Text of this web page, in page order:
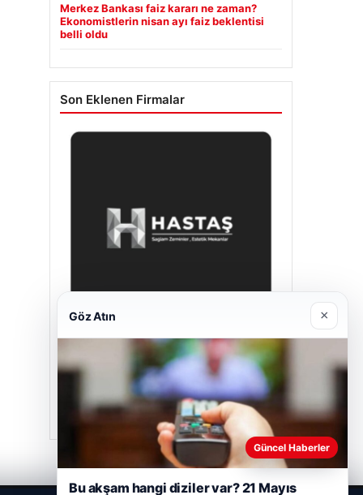
Merkez Bankası faiz kararı ne zaman?
Ekonomistlerin nisan ayı faiz beklentisi
belli oldu
Son Eklenen Firmalar
Hastaş Beton
Göz Atın ×
Güncel Haberler
Bu akşam hangi diziler var? 21 Mayıs